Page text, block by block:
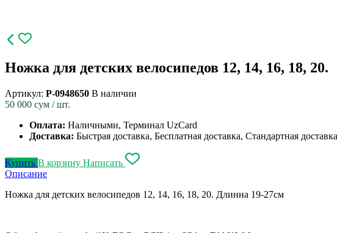
Ножка для детских велосипедов 12, 14, 16, 18, 20.
Артикул: P-0948650 В наличии
50 000 сум / шт.
Оплата: Наличными, Терминал UzCard
Доставка: Быстрая доставка, Бесплатная доставка, Стандартная
Купить В корзину Написать
Описание
Ножка для детских велосипедов 12, 14, 16, 18, 20. Длинна 19-27см